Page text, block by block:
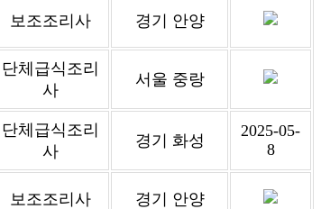
보조조리사 경기 안양
단체급식조리
사
서울 중랑
단체급식조리
사
경기 화성
2025-05-
8
보조조리사 경기 안양